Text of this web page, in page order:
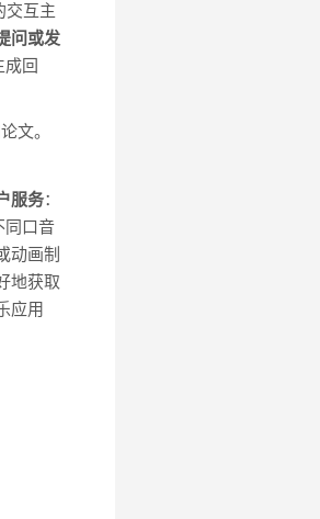
交互主
问或发
成回
文。
服务：
同口音
动画制
地获取
应用